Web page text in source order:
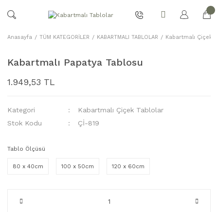
Anasayfa TÜM KATEGORİLER KABARTMALI TABLOLAR Kabartmalı Çiçek
Kabartmalı Papatya Tablosu
1.949,53 TL
Kategori
Kabartmalı Çiçek Tablolar
Stok Kodu
Çİ-819
Tablo Ölçüsü
80 x 40cm 100 x 50cm 120 x 60cm